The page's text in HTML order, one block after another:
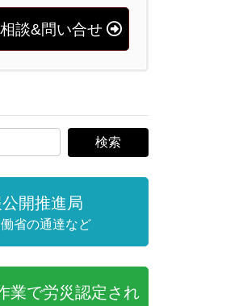
相談&問い合せ
開推進局
省の通達など
業で労災認定され